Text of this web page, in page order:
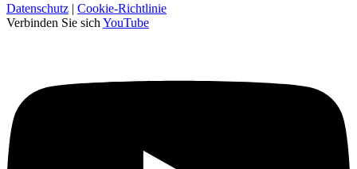
Datenschutz | Cookie-Richtlinie
Verbinden Sie sich YouTube